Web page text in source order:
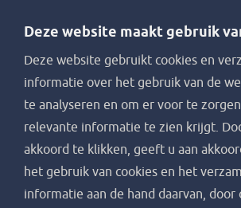
Deze website maakt gebruik
Deze website gebruikt cookies en
informatie over het gebruik van de
te analyseren en om er voor te
relevante informatie te zien krijgt.
akkoord te klikken, geeft u aan
het gebruik van cookies en het
informatie aan de hand daarvan, door